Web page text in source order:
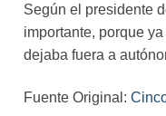
Según el presidente
importante, porque
dejaba fuera a
Fuente Original: